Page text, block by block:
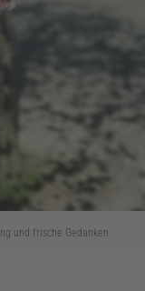
und frische Gedanken